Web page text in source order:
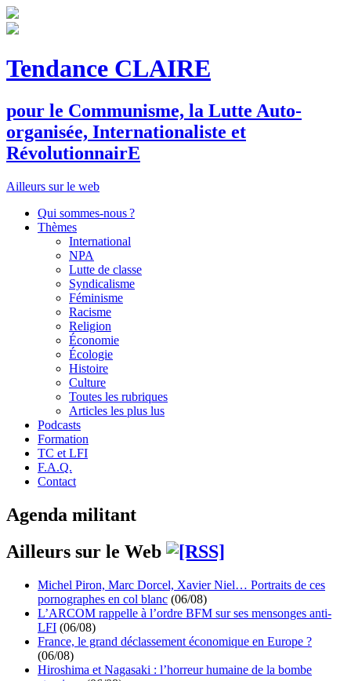
Tendance CLAIRE
pour le Communisme, la Lutte Auto-
organisée, Internationaliste et
RévolutionnairE
Ailleurs sur le web
Qui sommes-nous ?
Thèmes
International
NPA
Lutte de classe
Syndicalisme
Féminisme
Racisme
Religion
Économie
Écologie
Histoire
Culture
Toutes les rubriques
Articles les plus lus
Podcasts
Formation
TC et LFI
F.A.Q.
Contact
Agenda militant
Ailleurs sur le Web
Michel Piron, Marc Dorcel, Xavier Niel… Portraits de ces
pornographes en col blanc (06/08)
L’ARCOM rappelle à l’ordre BFM sur ses mensonges anti-
LFI (06/08)
France, le grand déclassement économique en Europe ?
(06/08)
Hiroshima et Nagasaki : l’horreur humaine de la bombe